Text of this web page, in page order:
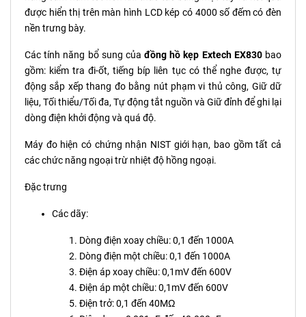
được hiển thị trên màn hình LCD kép có 4000 số đếm có đèn
nền trưng bày.
Các tính năng bổ sung củađồng hồ kẹp Extech EX830bao
gồm: kiểm tra đi-ốt, tiếng bíp liên tục có thể nghe được, tự
động sắp xếp thang đo bằng nút phạm vi thủ công, Giữ dữ
liệu, Tối thiểu/Tối đa, Tự động tắt nguồn và Giữ đỉnh để ghi lại
dòng điện khởi động và quá độ.
Máy đo hiện có chứng nhận NIST giới hạn, bao gồm tất cả
các chức năng ngoại trừ nhiệt độ hồng ngoại.
Đặc trưng
Các dãy:
Dòng điện xoay chiều: 0,1 đến 1000A
Dòng điện một chiều: 0,1 đến 1000A
Điện áp xoay chiều: 0,1mV đến 600V
Điện áp một chiều: 0,1mV đến 600V
Điện trở: 0,1 đến 40MΩ